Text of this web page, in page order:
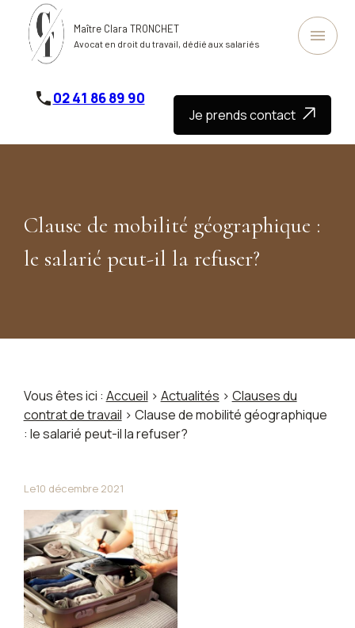
Maître Clara TRONCHET
Avocat en droit du travail, dédié aux salariés menu
phone02 41 86 89 90
Je prends contact
Clause de mobilité géographique :
le salarié peut-il la refuser?
Vous êtes ici : Accueil > Actualités > Clauses du
contrat de travail > Clause de mobilité géographique
: le salarié peut-il la refuser?
Le10 décembre 2021
Panneau de gestion des cookies